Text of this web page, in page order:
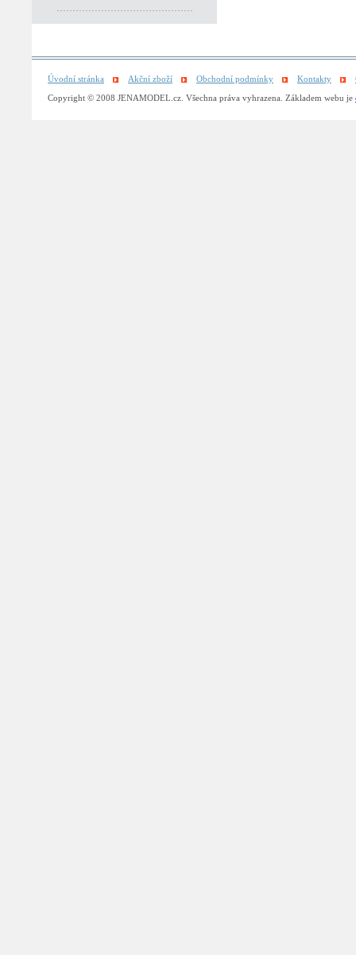
Úvodní stránka Akční zboží Obchodní podmínky Kontakty
Copyright © 2008 JENAMODEL.cz. Všechna práva vyhrazena. Základem webu je